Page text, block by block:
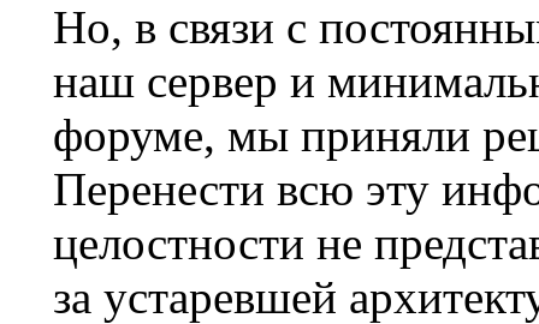
Но, в связи с
наш сервер и
форуме, мы приняли
Перенести всю эту
целостности не
за устаревшей